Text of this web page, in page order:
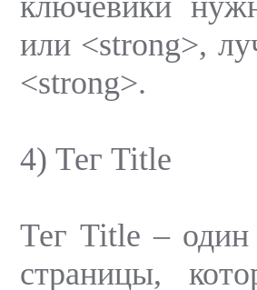
или <strong>,
<strong>.
4) Тег Title
Тег Title – один
страницы,